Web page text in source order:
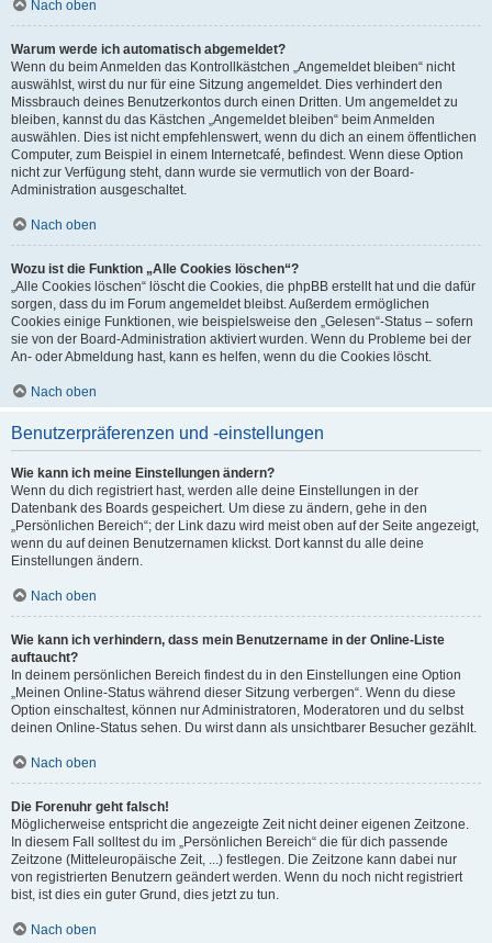
Nach oben
Warum werde ich automatisch abgemeldet?
Wenn du beim Anmelden das Kontrollkästchen „Angemeldet bleiben“ nicht
auswählst, wirst du nur für eine Sitzung angemeldet. Dies verhindert den
Missbrauch deines Benutzerkontos durch einen Dritten. Um angemeldet zu
bleiben, kannst du das Kästchen „Angemeldet bleiben“ beim Anmelden
auswählen. Dies ist nicht empfehlenswert, wenn du dich an einem öffentlichen
Computer, zum Beispiel in einem Internetcafé, befindest. Wenn diese Option
nicht zur Verfügung steht, dann wurde sie vermutlich von der Board-
Administration ausgeschaltet.
Nach oben
Wozu ist die Funktion „Alle Cookies löschen“?
„Alle Cookies löschen“ löscht die Cookies, die phpBB erstellt hat und die dafür
sorgen, dass du im Forum angemeldet bleibst. Außerdem ermöglichen
Cookies einige Funktionen, wie beispielsweise den „Gelesen“-Status – sofern
sie von der Board-Administration aktiviert wurden. Wenn du Probleme bei der
An- oder Abmeldung hast, kann es helfen, wenn du die Cookies löscht.
Nach oben
Benutzerpräferenzen und -einstellungen
Wie kann ich meine Einstellungen ändern?
Wenn du dich registriert hast, werden alle deine Einstellungen in der
Datenbank des Boards gespeichert. Um diese zu ändern, gehe in den
„Persönlichen Bereich“; der Link dazu wird meist oben auf der Seite angezeigt,
wenn du auf deinen Benutzernamen klickst. Dort kannst du alle deine
Einstellungen ändern.
Nach oben
Wie kann ich verhindern, dass mein Benutzername in der Online-Liste
auftaucht?
In deinem persönlichen Bereich findest du in den Einstellungen eine Option
„Meinen Online-Status während dieser Sitzung verbergen“. Wenn du diese
Option einschaltest, können nur Administratoren, Moderatoren und du selbst
deinen Online-Status sehen. Du wirst dann als unsichtbarer Besucher gezählt.
Nach oben
Die Forenuhr geht falsch!
Möglicherweise entspricht die angezeigte Zeit nicht deiner eigenen Zeitzone.
In diesem Fall solltest du im „Persönlichen Bereich“ die für dich passende
Zeitzone (Mitteleuropäische Zeit, ...) festlegen. Die Zeitzone kann dabei nur
von registrierten Benutzern geändert werden. Wenn du noch nicht registriert
bist, ist dies ein guter Grund, dies jetzt zu tun.
Nach oben